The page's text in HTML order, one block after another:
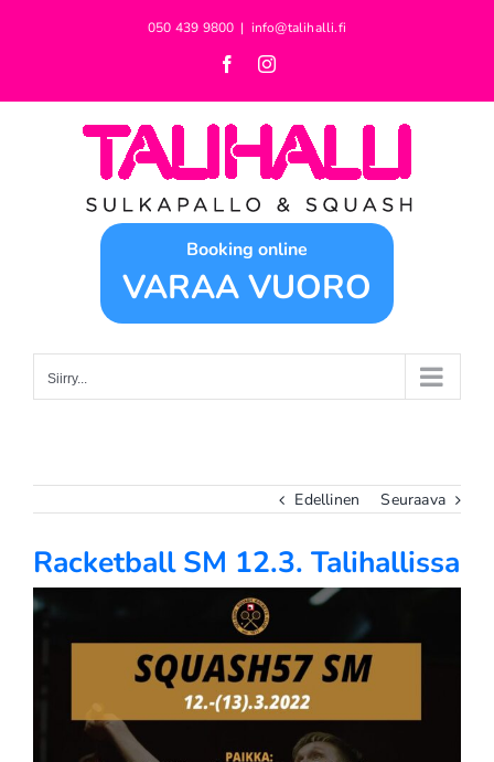
050 439 9800 | info@talihalli.fi
FacebookInstagram
Booking online
VARAA VUORO
Siirry...
Edellinen Seuraava
Racketball SM 12.3. Talihallissa